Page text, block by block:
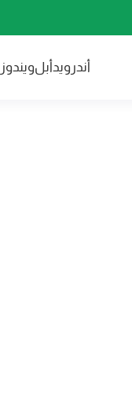
أندرويدأبلويندوز